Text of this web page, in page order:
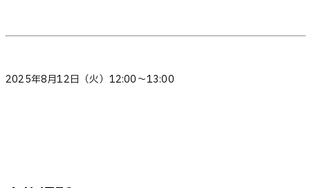
2025年8月12日（火）12:00～13:00